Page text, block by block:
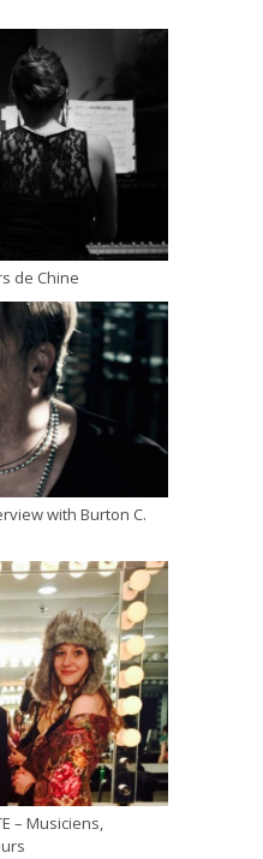
de Chine
with Burton C.
– Musiciens,